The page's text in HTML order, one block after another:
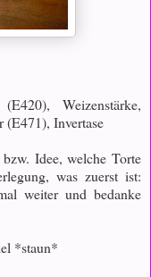
Weizenstärke,
(E471), Invertase
Idee, welche Torte
was zuerst ist:
weiter und bedanke
*staun*